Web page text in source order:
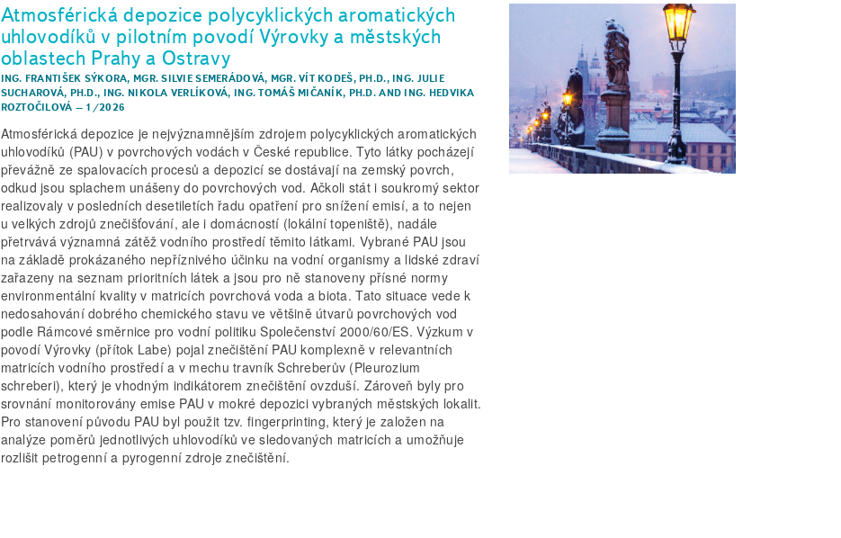
Atmosférická depozice polycyklických aromatických
uhlovodíků v pilotním povodí Výrovky a městských
oblastech Prahy a Ostravy
ING. FRANTIŠEK SÝKORA, MGR. SILVIE SEMERÁDOVÁ, MGR. VÍT KODEŠ, PH.D., ING. JULIE
SUCHAROVÁ, PH.D., ING. NIKOLA VERLÍKOVÁ, ING. TOMÁŠ MIČANÍK, PH.D. AND ING. HEDVIKA
ROZTOČILOVÁ – 1/2026
Atmosférická depozice je nejvýznamnějším zdrojem polycyklických aromatických
uhlovodíků (PAU) v povrchových vodách v České republice. Tyto látky pocházejí
převážně ze spalovacích procesů a depozicí se dostávají na zemský povrch,
odkud jsou splachem unášeny do povrchových vod. Ačkoli stát i soukromý sektor
realizovaly v posledních desetiletích řadu opatření pro snížení emisí, a to nejen
u velkých zdrojů znečišťování, ale i domácností (lokální topeniště), nadále
přetrvává významná zátěž vodního prostředí těmito látkami. Vybrané PAU jsou
na základě prokázaného nepříznivého účinku na vodní organismy a lidské zdraví
zařazeny na seznam prioritních látek a jsou pro ně stanoveny přísné normy
environmentální kvality v matricích povrchová voda a biota. Tato situace vede k
nedosahování dobrého chemického stavu ve většině útvarů povrchových vod
podle Rámcové směrnice pro vodní politiku Společenství 2000/60/ES. Výzkum v
povodí Výrovky (přítok Labe) pojal znečištění PAU komplexně v relevantních
matricích vodního prostředí a v mechu travník Schreberův (Pleurozium
schreberi), který je vhodným indikátorem znečištění ovzduší. Zároveň byly pro
srovnání monitorovány emise PAU v mokré depozici vybraných městských lokalit.
Pro stanovení původu PAU byl použit tzv. fingerprinting, který je založen na
analýze poměrů jednotlivých uhlovodíků ve sledovaných matricích a umožňuje
rozlišit petrogenní a pyrogenní zdroje znečištění.